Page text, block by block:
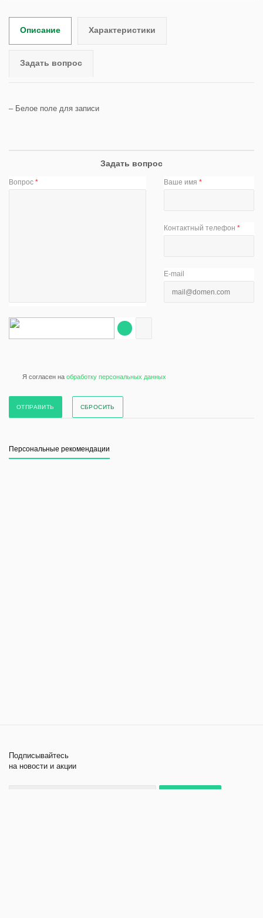
Описание Характеристики
Задать вопрос
– Белое поле для записи
Задать вопрос
Вопрос * Ваше имя*
Контактный телефон*
E-mail
Я согласен на обработку персональных данных
СБРОСИТЬ
Персональные рекомендации
Подписывайтесь
на новости и акции